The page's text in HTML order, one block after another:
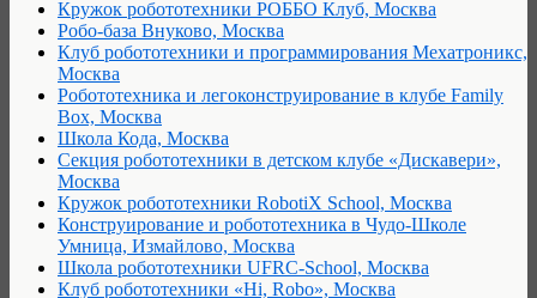
Кружок робототехники РОББО Клуб, Москва
Робо-база Внуково, Москва
Клуб робототехники и программирования Мехатроникс,
Москва
Робототехника и легоконструирование в клубе Family
Box, Москва
Школа Кода, Москва
Секция робототехники в детском клубе «Дискавери»,
Москва
Кружок робототехники RobotiX School, Москва
Конструирование и робототехника в Чудо-Школе
Умница, Измайлово, Москва
Школа робототехники UFRC-School, Москва
Клуб робототехники «Hi, Robo», Москва